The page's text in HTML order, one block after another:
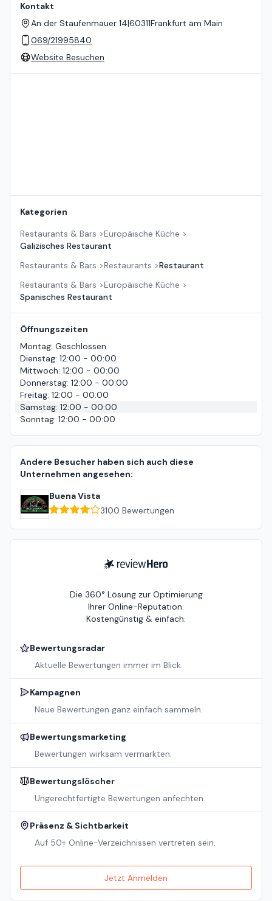
Kontakt
An der Staufenmauer 14|60311Frankfurt am Main
069/21995840
Website Besuchen
Kategorien
Restaurants & Bars >Europäische Küche >
Galizisches Restaurant
Restaurants & Bars >Restaurants >Restaurant
Restaurants & Bars >Europäische Küche >
Spanisches Restaurant
Öffnungszeiten
Montag: Geschlossen
Dienstag: 12:00 - 00:00
Mittwoch: 12:00 - 00:00
Donnerstag: 12:00 - 00:00
Freitag: 12:00 - 00:00
Samstag: 12:00 - 00:00
Sonntag: 12:00 - 00:00
Andere Besucher haben sich auch diese
Unternehmen angesehen:
Buena Vista
3100 Bewertungen
ReviewHero
Die 360° Lösung zur Optimierung
Ihrer Online-Reputation.
Kostengünstig & einfach.
Bewertungsradar
Aktuelle Bewertungen immer im Blick.
Kampagnen
Neue Bewertungen ganz einfach sammeln.
Bewertungsmarketing
Bewertungen wirksam vermarkten.
Bewertungslöscher
Ungerechtfertigte Bewertungen anfechten.
Präsenz & Sichtbarkeit
Auf 50+ Online-Verzeichnissen vertreten sein.
Jetzt Anmelden